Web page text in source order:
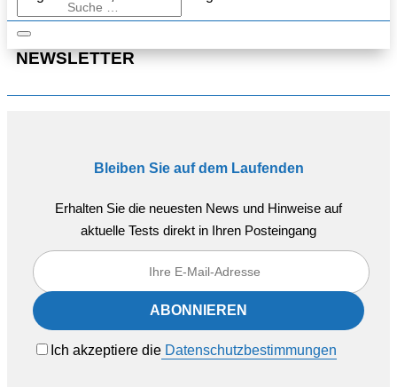
NEWSLETTER
Bleiben Sie auf dem Laufenden
Erhalten Sie die neuesten News und Hinweise auf
aktuelle Tests direkt in Ihren Posteingang
Ich akzeptiere die Datenschutzbestimmungen